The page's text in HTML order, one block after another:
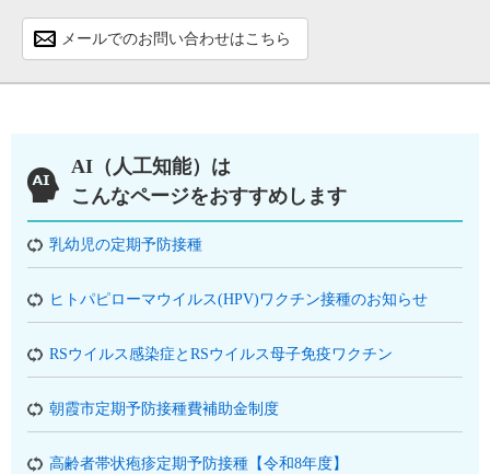
メールでのお問い合わせはこちら
AI（人工知能）は
こんなページをおすすめします
乳幼児の定期予防接種
ヒトパピローマウイルス(HPV)ワクチン接種のお知らせ
RSウイルス感染症とRSウイルス母子免疫ワクチン
朝霞市定期予防接種費補助金制度
高齢者帯状疱疹定期予防接種【令和8年度】